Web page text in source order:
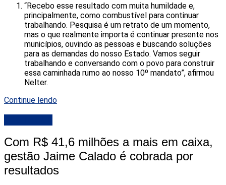
“Recebo esse resultado com muita humildade e,
principalmente, como combustível para continuar
trabalhando. Pesquisa é um retrato de um momento,
mas o que realmente importa é continuar presente nos
municípios, ouvindo as pessoas e buscando soluções
para as demandas do nosso Estado. Vamos seguir
trabalhando e conversando com o povo para construir
essa caminhada rumo ao nosso 10º mandato”, afirmou
Nelter.
Continue lendo
Com R$ 41,6 milhões a mais em caixa,
gestão Jaime Calado é cobrada por
resultados